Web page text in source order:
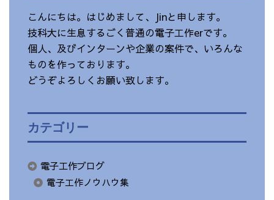
こんにちは。はじめまして、Jinと申します。
技科大に生息するごく普通の電子工作erです。
個人、及びインターンや企業の案件で、いろんな
ものを作っております。
どうぞよろしくお願い致します。
カテゴリー
電子工作ブログ
電子工作ノウハウ集